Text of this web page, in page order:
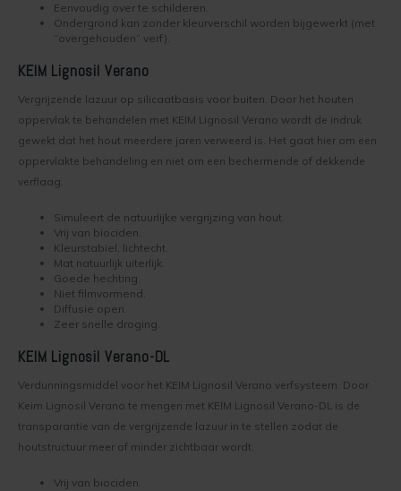
Wat is afwasbare muurverf
Muur Impregneren
Onderhoud bij Keim verf
Spuiten van Keim verf
Buitenmuur verf kiezen
Leemstuc verven
Keim Soldalan of Soldalan-ME
Kalkverf overschilderen
Binnenklimaat
Schimmel in huis
Wat voor verf zit op mijn muur?
Lignosil Color
Lignosil HRP
Lignosil Inco
Lignosil Inco DL
Lignosil-Scudo
Lotexan
Mycal-Fix
Mycal Por
Mycal Top
Purkristalat
Restauro Fixatief
Eenvoudig over te schilderen.
Ondergrond kan zonder kleurverschil worden bijgewerkt (met
“overgehouden” verf).
KEIM Lignosil Verano
Vergrijzende lazuur op silicaatbasis voor buiten. Door het houten
oppervlak te behandelen met KEIM Lignosil Verano wordt de indruk
gewekt dat het hout meerdere jaren verweerd is. Het gaat hier om een
oppervlakte behandeling en niet om een bechermende of dekkende
verflaag.
Simuleert de natuurlijke vergrijzing van hout.
Vrij van biociden.
Kleurstabiel, lichtecht.
Mat natuurlijk uiterlijk.
Goede hechting.
Niet filmvormend.
Diffusie open.
Zeer snelle droging.
KEIM Lignosil Verano-DL
Verdunningsmiddel voor het KEIM Lignosil Verano verfsysteem. Door
Keim Lignosil Verano te mengen met KEIM Lignosil Verano-DL is de
transparantie van de vergrijzende lazuur in te stellen zodat de
houtstructuur meer of minder zichtbaar wordt.
Vrij van biociden.